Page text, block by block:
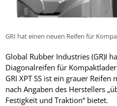
GRI hat einen neuen Reifen für
Global Rubber Industries (GR)I
Diagonalreifen für
GRI XPT SS ist ein grauer
nach Angaben des Herstellers
Festigkeit und Traktion“ bietet.